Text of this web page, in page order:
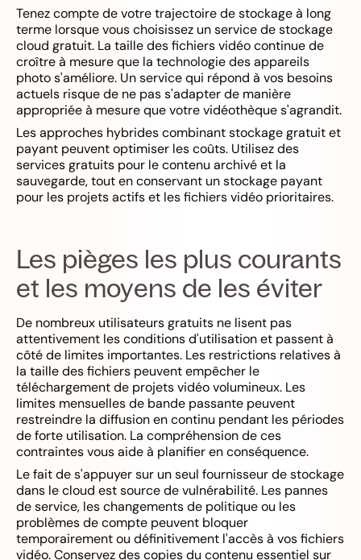
Tenez compte de votre trajectoire de stockage à long
terme lorsque vous choisissez un service de stockage
cloud gratuit. La taille des fichiers vidéo continue de
croître à mesure que la technologie des appareils
photo s'améliore. Un service qui répond à vos besoins
actuels risque de ne pas s'adapter de manière
appropriée à mesure que votre vidéothèque s'agrandit.
Les approches hybrides combinant stockage gratuit et
payant peuvent optimiser les coûts. Utilisez des
services gratuits pour le contenu archivé et la
sauvegarde, tout en conservant un stockage payant
pour les projets actifs et les fichiers vidéo prioritaires.
Les pièges les plus courants
et les moyens de les éviter
De nombreux utilisateurs gratuits ne lisent pas
attentivement les conditions d'utilisation et passent à
côté de limites importantes. Les restrictions relatives à
la taille des fichiers peuvent empêcher le
téléchargement de projets vidéo volumineux. Les
limites mensuelles de bande passante peuvent
restreindre la diffusion en continu pendant les périodes
de forte utilisation. La compréhension de ces
contraintes vous aide à planifier en conséquence.
Le fait de s'appuyer sur un seul fournisseur de stockage
dans le cloud est source de vulnérabilité. Les pannes
de service, les changements de politique ou les
problèmes de compte peuvent bloquer
temporairement ou définitivement l'accès à vos fichiers
vidéo. Conservez des copies du contenu essentiel sur